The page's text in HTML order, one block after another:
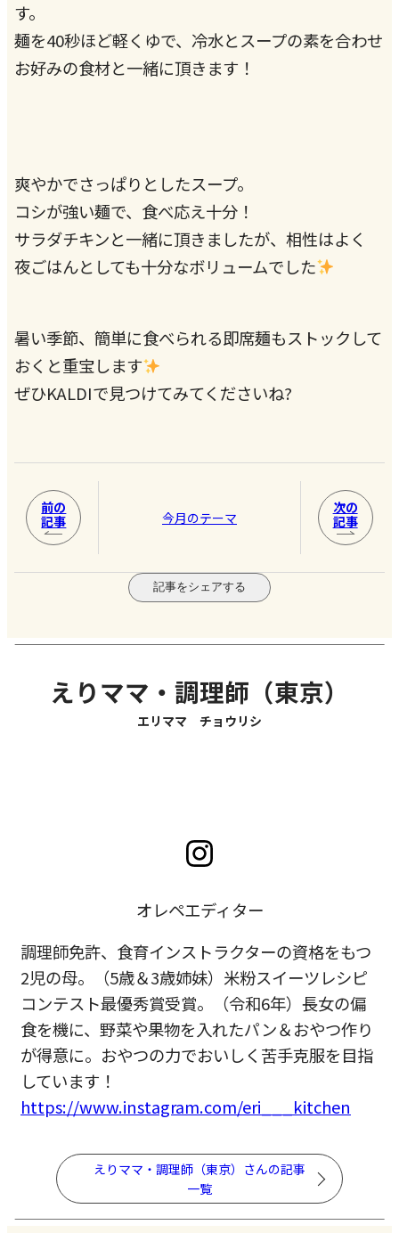
す。
麺を40秒ほど軽くゆで、冷水とスープの素を合わせ
お好みの食材と一緒に頂きます！
爽やかでさっぱりとしたスープ。
コシが強い麺で、食べ応え十分！
サラダチキンと一緒に頂きましたが、相性はよく
夜ごはんとしても十分なボリュームでした
暑い季節、簡単に食べられる即席麺もストックして
おくと重宝します
ぜひKALDIで見つけてみてくださいね?
前の
記事
今月のテーマ
次の
記事
記事をシェアする
えりママ・調理師（東京）
エリママ チョウリシ
オレペエディター
調理師免許、食育インストラクターの資格をもつ
2児の母。（5歳＆3歳姉妹）米粉スイーツレシピ
コンテスト最優秀賞受賞。（令和6年）長女の偏
食を機に、野菜や果物を入れたパン＆おやつ作り
が得意に。おやつの力でおいしく苦手克服を目指
しています！
https://www.instagram.com/eri___kitchen
えりママ・調理師（東京）さんの記事
一覧